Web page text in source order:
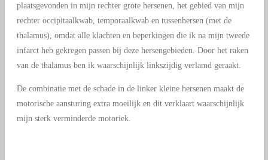
plaatsgevonden in mijn rechter grote hersenen, het gebied van mijn
rechter occipitaalkwab, temporaalkwab en tussenhersen (met de
thalamus), omdat alle klachten en beperkingen die ik na mijn tweede
infarct heb gekregen passen bij deze hersengebieden. Door het raken
van de thalamus ben ik waarschijnlijk linkszijdig verlamd geraakt.
De combinatie met de schade in de linker kleine hersenen maakt de
motorische aansturing extra moeilijk en dit verklaart waarschijnlijk
mijn sterk verminderde motoriek.